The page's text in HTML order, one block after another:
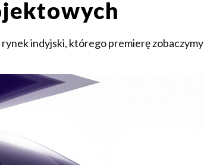
indyjski, którego premierę zobaczymy